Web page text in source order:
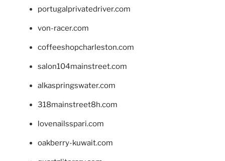
portugalprivatedriver.com
von-racer.com
coffeeshopcharleston.com
salon104mainstreet.com
alkaspringswater.com
318mainstreet8h.com
lovenailsspari.com
oakberry-kuwait.com